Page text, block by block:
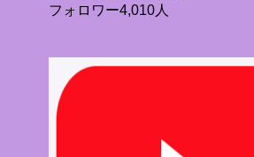
フォロワー4,010人